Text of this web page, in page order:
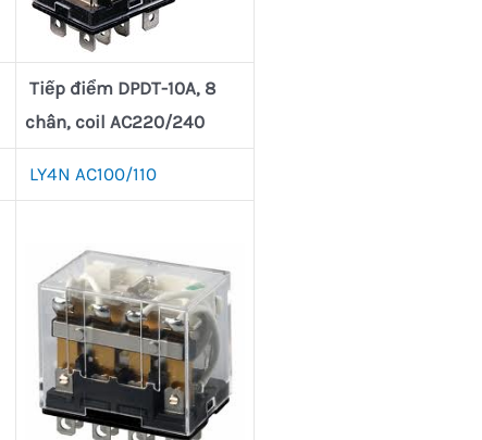
Tiếp điểm DPDT-10A, 8
chân, coil AC220/240
LY4N AC100/110